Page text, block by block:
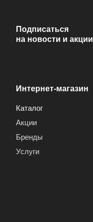
Подписаться
на новости и акции
Интернет-магазин
Каталог
Акции
Бренды
Услуги